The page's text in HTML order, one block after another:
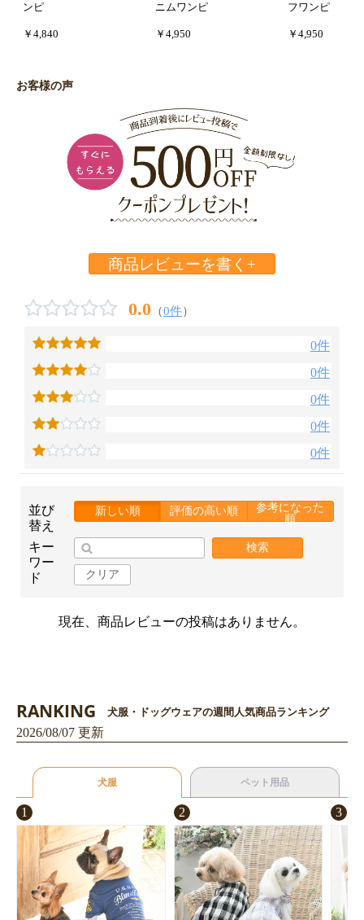
ンピ
￥4,840
ニムワンピ
￥4,950
フワンピ
￥4,950
お客様の声
商品レビューを書く+
0.0 （0件）
0件
0件
0件
0件
0件
並び
替え
新しい順 評価の高い順
参考になった
順
キー
ワー
ド
検索
クリア
現在、商品レビューの投稿はありません。
RANKING 犬服・ドッグウェアの週間人気商品ランキング
2026/08/07 更新
犬服 ペット用品
1 2 3